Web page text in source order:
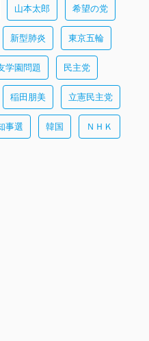
山本太郎 希望の党
新型肺炎 東京五輪
学園問題 民主党
稲田朋美 立憲民主党
事選 韓国 ＮＨＫ